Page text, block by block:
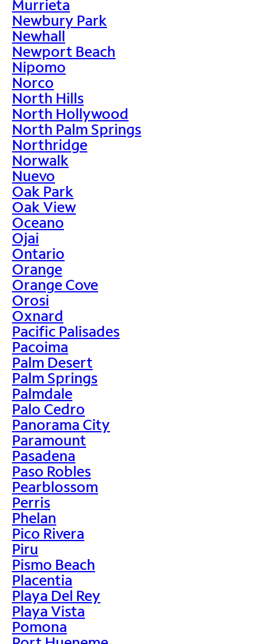
Murrieta
Newbury Park
Newhall
Newport Beach
Nipomo
Norco
North Hills
North Hollywood
North Palm Springs
Northridge
Norwalk
Nuevo
Oak Park
Oak View
Oceano
Ojai
Ontario
Orange
Orange Cove
Orosi
Oxnard
Pacific Palisades
Pacoima
Palm Desert
Palm Springs
Palmdale
Palo Cedro
Panorama City
Paramount
Pasadena
Paso Robles
Pearblossom
Perris
Phelan
Pico Rivera
Piru
Pismo Beach
Placentia
Playa Del Rey
Playa Vista
Pomona